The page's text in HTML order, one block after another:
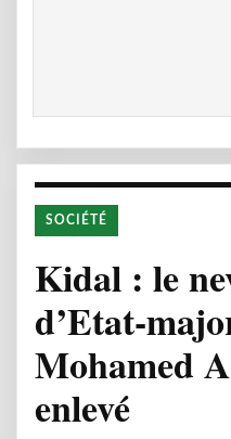
SOCIÉTÉ
Kidal : le
d’Etat-
Mohamed
enlevé